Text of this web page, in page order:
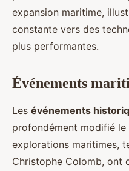
expansion maritime,
constante vers des
plus performantes.
Événements
Les événements
profondément modifié le
explorations maritimes,
Christophe Colomb, ont